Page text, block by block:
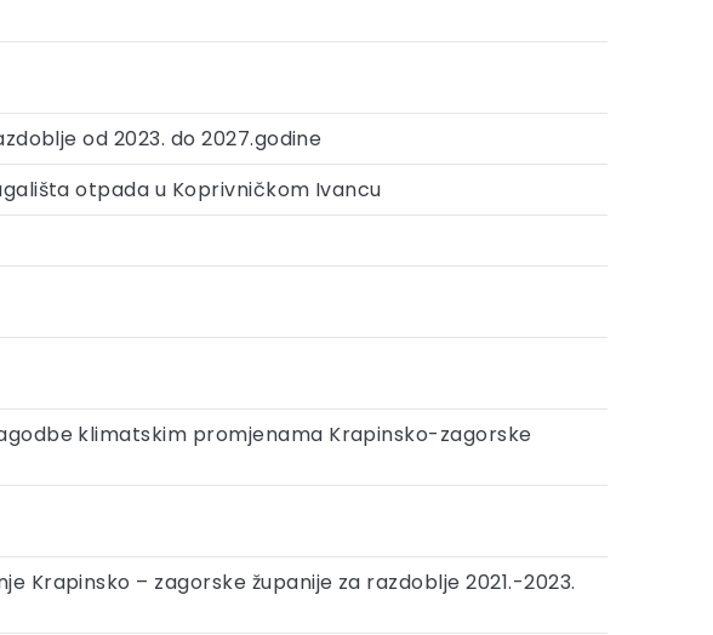
od 2023. do 2027.godine
otpada u Koprivničkom Ivancu
klimatskim promjenama Krapinsko-zagorske
Krapinsko – zagorske županije za razdoblje 2021.-2023.